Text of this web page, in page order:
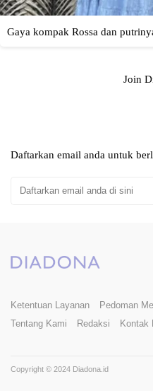
Join
Daftarkan email anda untuk
Ketentuan Layanan Pedoman
Tentang Kami
Redaksi Kontak
Copyright © 2024 Diadona.id